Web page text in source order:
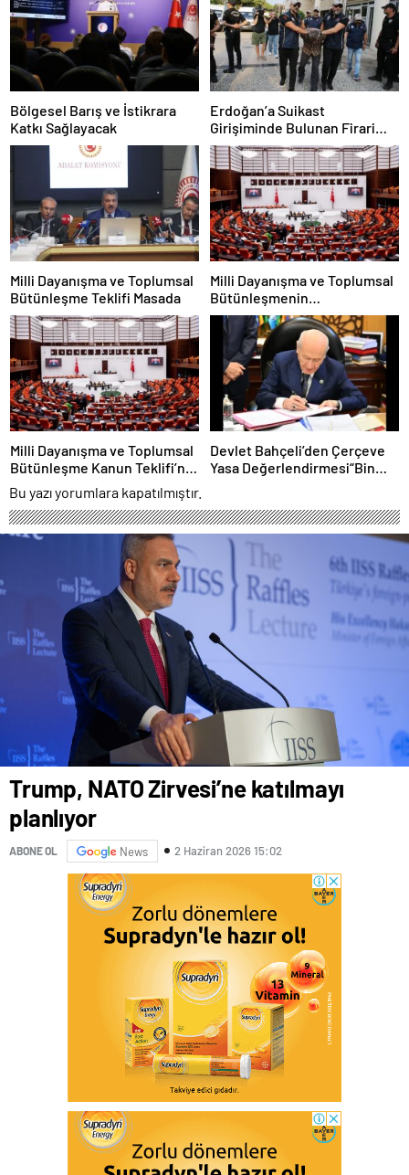
Bölgesel Barış ve İstikrara
Katkı Sağlayacak
Erdoğan’a Suikast
Girişiminde Bulunan Firari
FETÖ Üyesi Burkay Karatepe
Tutuklandı
Milli Dayanışma ve Toplumsal
Bütünleşme Teklifi Masada
Milli Dayanışma ve Toplumsal
Bütünleşmenin
Güçlendirilmesine Dair Kanun
Teklifi TBMM’ye Sunuldu
Milli Dayanışma ve Toplumsal
Bütünleşme Kanun Teklifi’nin
Gerekçesi Açıklandı
Devlet Bahçeli’den Çerçeve
Yasa Değerlendirmesi“Bin
Bu yazı yorumlara kapatılmıştır.
Trump, NATO Zirvesi’ne katılmayı
planlıyor
ABONE OL News 2 Haziran 2026 15:02